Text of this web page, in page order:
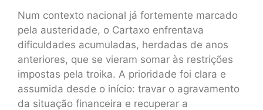
Num contexto nacional já fortemente marcado
pela austeridade, o Cartaxo enfrentava
dificuldades acumuladas, herdadas de anos
anteriores, que se vieram somar às restrições
impostas pela troika. A prioridade foi clara e
assumida desde o início: travar o agravamento
da situação financeira e recuperar a